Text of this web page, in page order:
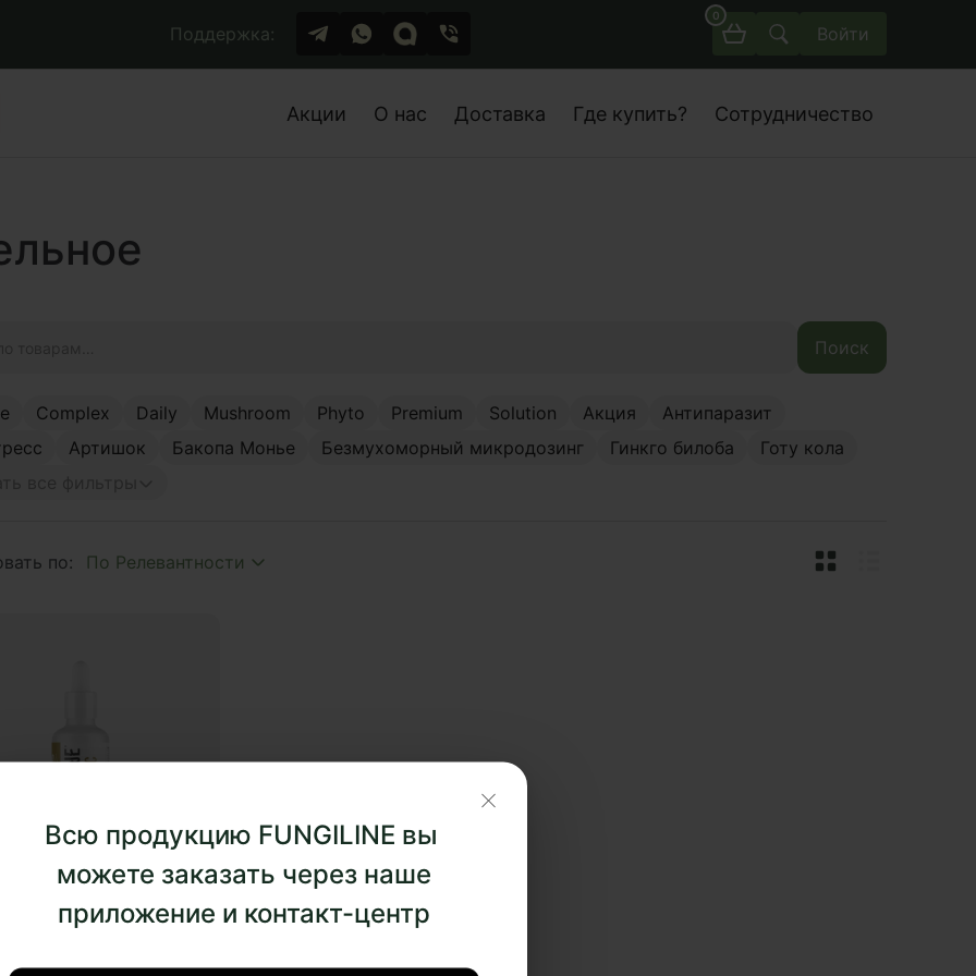
Всю продукцию FUNGILINE вы
можете заказать через наше
приложение и контакт-центр
Поддержка:
0
Войти
Акции О нас Доставка Где купить? Сотрудничество
Поиск
Complex Daily Mushroom Phyto Premium Solution Акция
Антипаразит
Артишок Бакопа Монье Безмухоморный микродозинг Гинкго билоба
Готу кола
микродозинг
билоба
по:
отзывов
двойной экстракт